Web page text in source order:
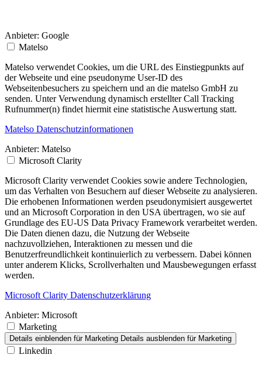
Anbieter: Google
Matelso
Matelso verwendet Cookies, um die URL des Einstiegpunkts auf
der Webseite und eine pseudonyme User-ID des
Webseitenbesuchers zu speichern und an die matelso GmbH zu
senden. Unter Verwendung dynamisch erstellter Call Tracking
Rufnummer(n) findet hiermit eine statistische Auswertung statt.
Matelso Datenschutzinformationen
Anbieter: Matelso
Microsoft Clarity
Microsoft Clarity verwendet Cookies sowie andere Technologien,
um das Verhalten von Besuchern auf dieser Webseite zu analysieren.
Die erhobenen Informationen werden pseudonymisiert ausgewertet
und an Microsoft Corporation in den USA übertragen, wo sie auf
Grundlage des EU-US Data Privacy Framework verarbeitet werden.
Die Daten dienen dazu, die Nutzung der Webseite
nachzuvollziehen, Interaktionen zu messen und die
Benutzerfreundlichkeit kontinuierlich zu verbessern. Dabei können
unter anderem Klicks, Scrollverhalten und Mausbewegungen erfasst
werden.
Microsoft Clarity Datenschutzerklärung
Anbieter: Microsoft
Marketing
Details einblenden für Marketing Details ausblenden für Marketing
Linkedin